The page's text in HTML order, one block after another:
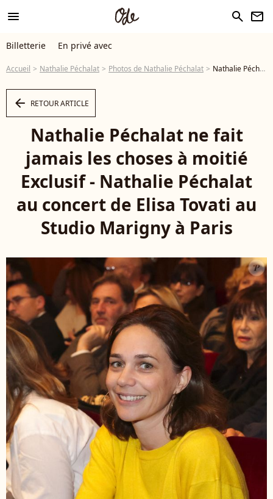
menu search newsletter
Billetterie En privé avec
Accueil Nathalie Péchalat Photos de Nathalie Péchalat Nathalie Péchalat ne fait jamais les choses à moitié Exclusif - Nathalie Péchalat au concert de Elisa Tovati au Studio Marigny à Paris © Jack Tribeca / Bestimage - Photo
arrow_left RETOUR ARTICLE
Nathalie Péchalat ne fait
jamais les choses à moitié
Exclusif - Nathalie Péchalat
au concert de Elisa Tovati au
Studio Marigny à Paris